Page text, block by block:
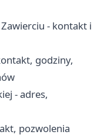
- kontakt i
godziny,
- adres,
pozwolenia